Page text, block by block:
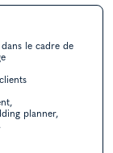
le cadre de
planner,